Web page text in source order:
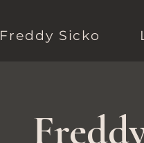
Freddy Sicko